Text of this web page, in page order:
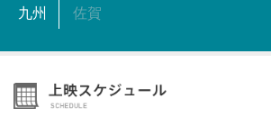
九州 佐賀